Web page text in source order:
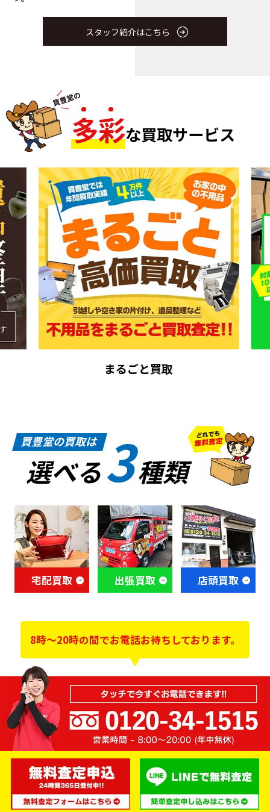
スタッフ紹介はこちら
多彩な買取サービス
まるごと買取
買豊堂の買取は
選べる3種類
宅配買取 出張買取 店頭買取
8時～20時の間でお電話お待ちしております。